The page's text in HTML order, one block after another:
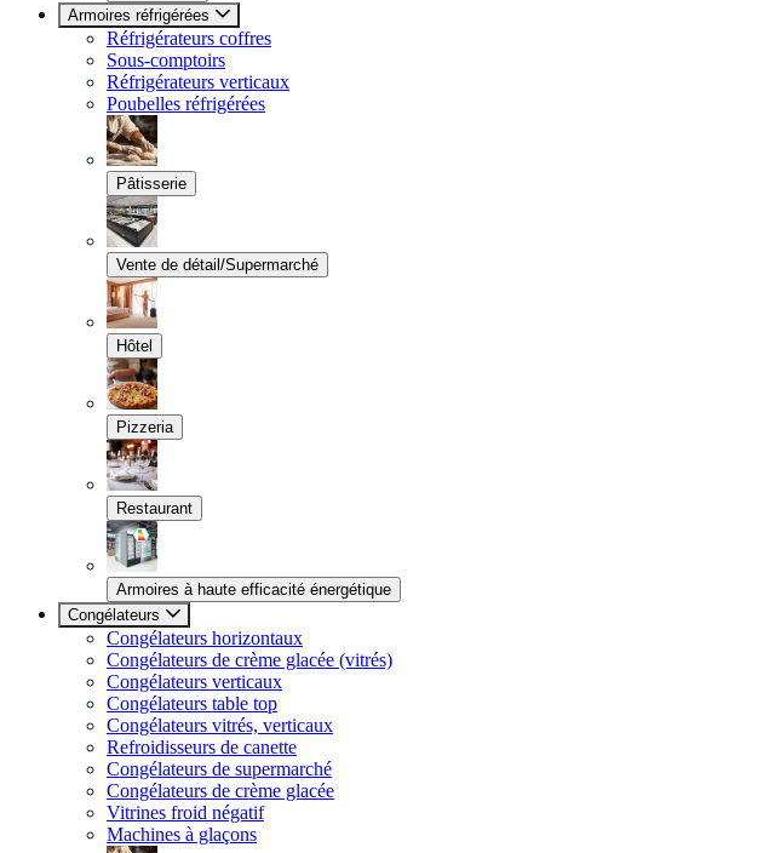
Armoires réfrigérées
Réfrigérateurs coffres
Sous-comptoirs
Réfrigérateurs verticaux
Poubelles réfrigérées
Pâtisserie
Vente de détail/Supermarché
Hôtel
Pizzeria
Restaurant
Armoires à haute efficacité énergétique
Congélateurs
Congélateurs horizontaux
Congélateurs de crème glacée (vitrés)
Congélateurs verticaux
Congélateurs table top
Congélateurs vitrés, verticaux
Refroidisseurs de canette
Congélateurs de supermarché
Congélateurs de crème glacée
Vitrines froid négatif
Machines à glaçons